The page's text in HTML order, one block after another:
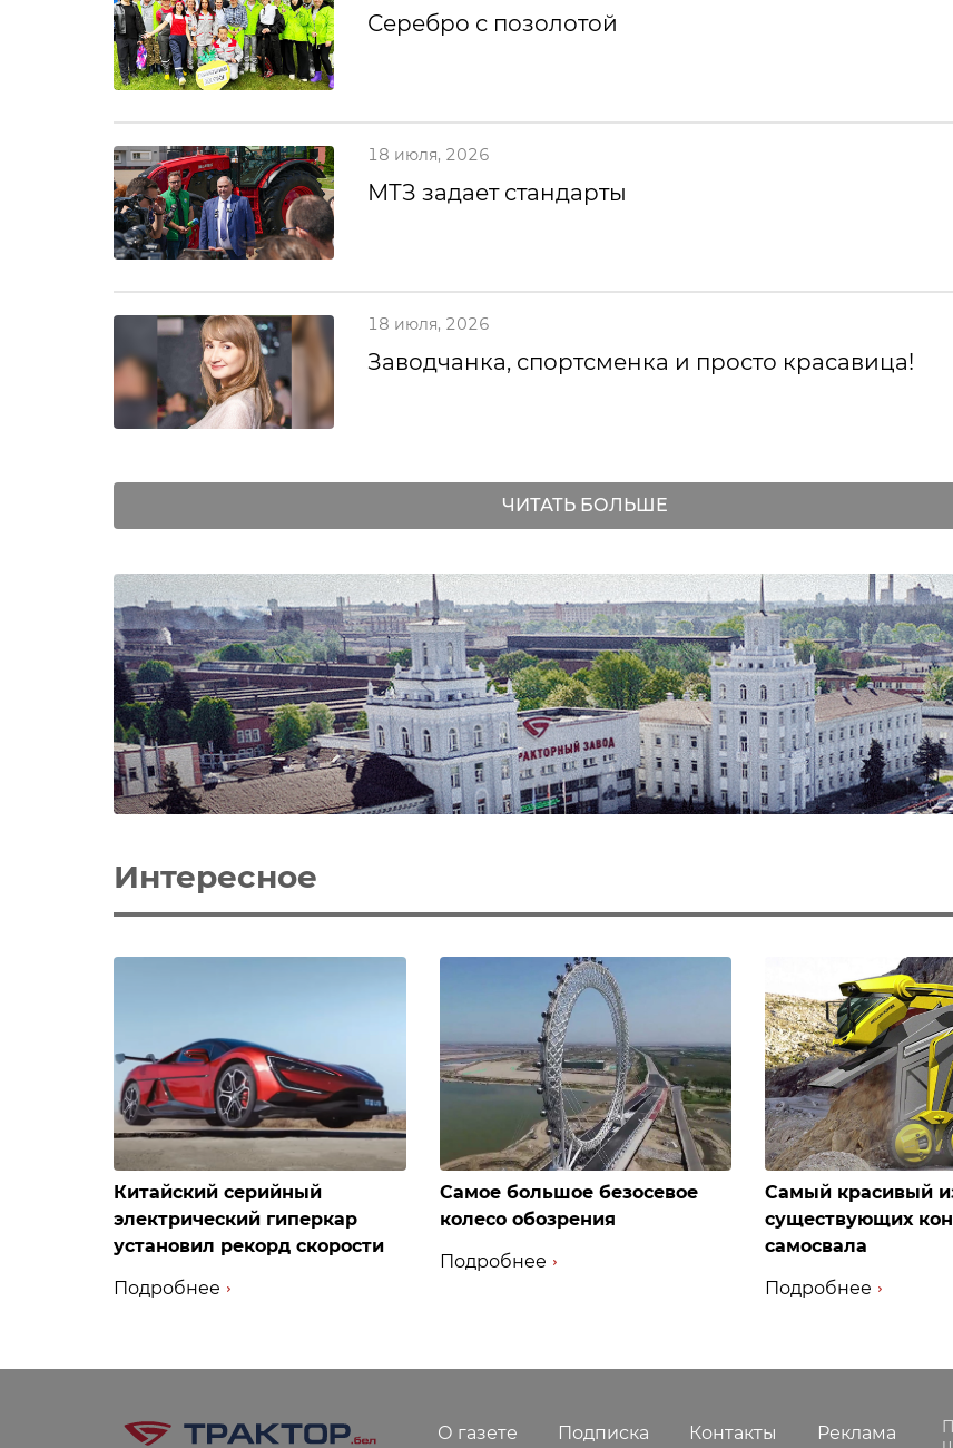
Серебро с позолотой
18 июля, 2026
МТЗ задает стандарты
18 июля, 2026
Заводчанка, спортсменка и просто красавица!
ЧИТАТЬ БОЛЬШЕ
Интересное
Китайский серийный
электрический гиперкар
установил рекорд скорости
Подробнее
Самое большое безосевое
колесо обозрения
Подробнее
Самый красивый
существующих
самосвала
Подробнее
О газете Подписка Контакты Реклама